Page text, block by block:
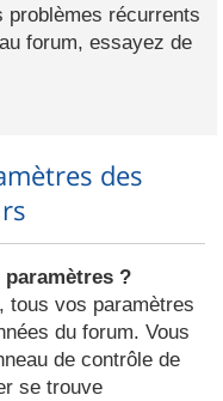
problèmes récurrents
forum, essayez de
des
?
tous vos paramètres
du forum. Vous
de contrôle de
se trouve